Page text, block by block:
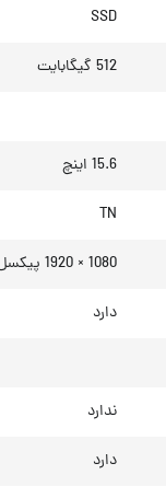
SSD
512 گیگابایت
15.6 اینچ
TN
1080 × 1920 پیکسل - FHD
دارد
ندارد
دارد